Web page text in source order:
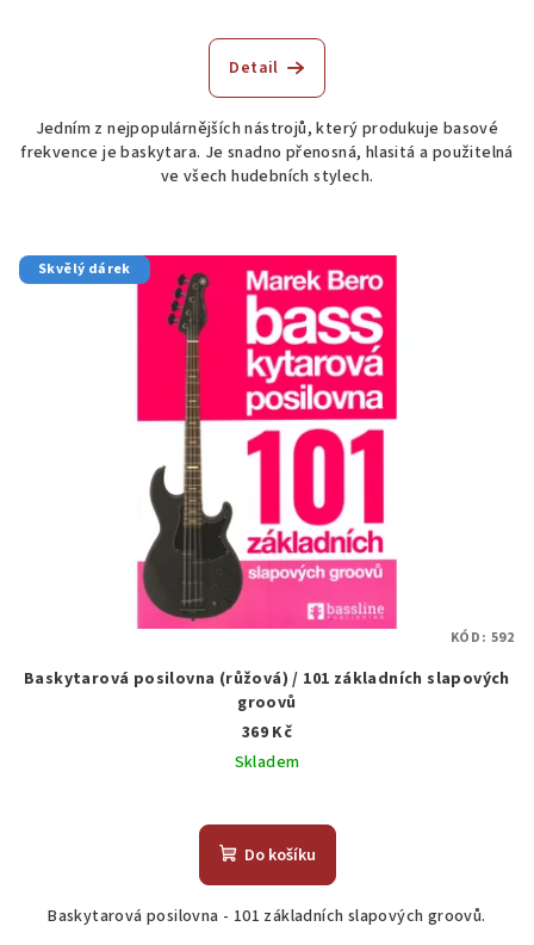
Detail
Jedním z nejpopulárnějších nástrojů, který produkuje basové
frekvence je baskytara. Je snadno přenosná, hlasitá a použitelná
ve všech hudebních stylech.
Skvělý dárek
Baskytarová posilovna (růžová) / 101 základních slapových
groovů
369 Kč
Skladem
Do košíku
Baskytarová posilovna - 101 základních slapových groovů.
KÓD: 592